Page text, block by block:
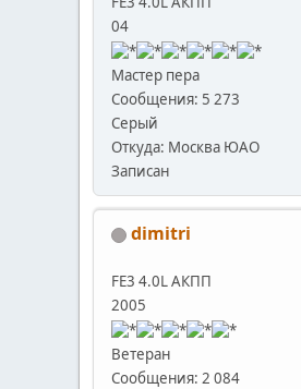
04
Мастер пера
Сообщения: 5 273
Серый
Откуда: Москва ЮАО
Записан
dimitri
FE3 4.0L АКПП
2005
Ветеран
Сообщения: 2 084